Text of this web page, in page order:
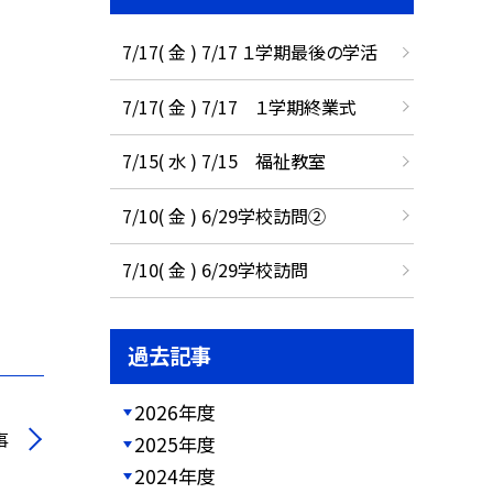
7/17( 金 ) 7/17 １学期最後の学活
7/17( 金 ) 7/17 １学期終業式
7/15( 水 ) 7/15 福祉教室
7/10( 金 ) 6/29学校訪問②
7/10( 金 ) 6/29学校訪問
過去記事
2026年度
2025年度
2024年度